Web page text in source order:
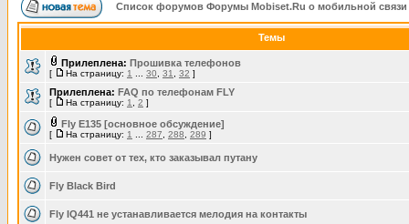
Список форумов Форумы Mobiset.Ru о мобильной связи
Темы
Прилеплена: Прошивка телефонов
[ На страницу: 1 30 31 32 ]
Прилеплена: FAQ по телефонам FLY
[ На страницу: 1 2 ]
Fly E135 [основное обсуждение]
[ На страницу: 1 287 288 289 ]
Нужен совет от тех, кто заказывал путану
Fly Black Bird
Fly IQ441 не устанавливается мелодия на контакты